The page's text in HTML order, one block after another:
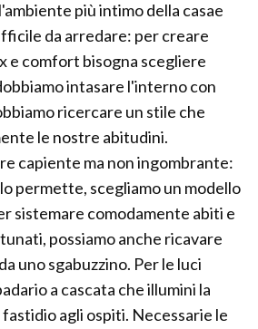
più intimo della casae
da arredare: per creare
e comfort bisogna scegliere
intasare l'interno con
ricercare un stile che
le nostre abitudini.
capiente ma non ingombrante:
permette, scegliamo un modello
sistemare comodamente abiti e
possiamo anche ricavare
uno sgabuzzino. Per le luci
a cascata che illumini la
agli ospiti. Necessarie le